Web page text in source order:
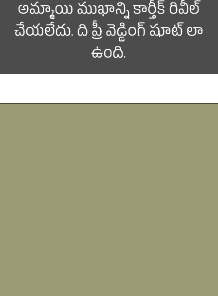
అమ్మాయి ముఖాన్ని కార్తీక్ రివీల్
చేయలేదు. ది ప్రీ వెడ్డింగ్ షూట్ లా
ఉంది.